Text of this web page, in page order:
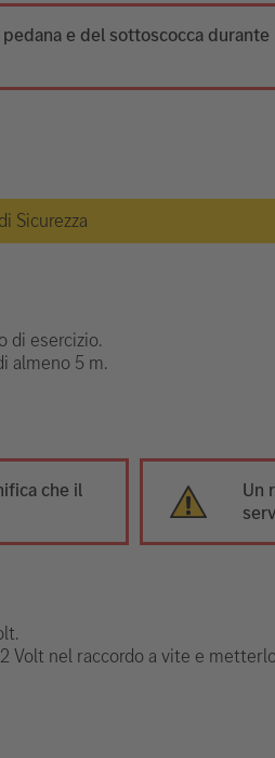
e del sottoscocca
Sicurezza
di esercizio.
almeno 5 m.
che il
Un
Volt nel raccordo a vite e